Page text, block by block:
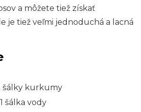
a môžete tiež získať
je tiež veľmi jednoduchá a lacná
šálky kurkumy
šálka vody